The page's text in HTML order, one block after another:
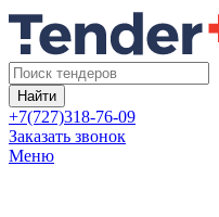
Найти
+7(727)318-76-09
Заказать звонок
Меню